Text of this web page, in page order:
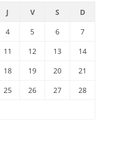
J V S
D
4 5 6
7
11 12 13
14
18 19 20
21
25 26 27
28